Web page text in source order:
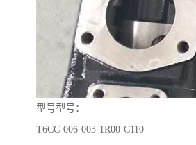
型号型号：
T6CC-006-003-1R00-C110